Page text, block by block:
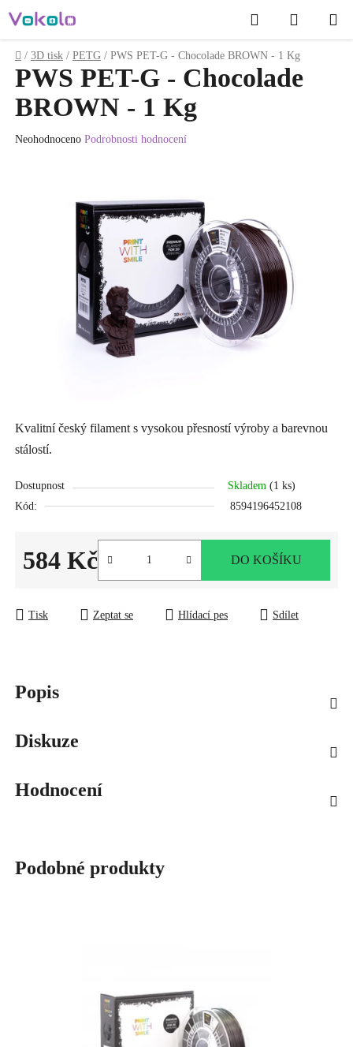
na
obsah
Hledat
KOŠÍK
Domů
/ 3D tisk / PETG / PWS PET-G - Chocolade BROWN - 1 Kg
Kvalitní český filament s vysokou přesností výroby a barevnou
stálostí.
Dostupnost Skladem (1 ks)
Kód:
8594196452108
584 Kč DO KOŠÍKU
Tisk Zeptat se Hlídací pes Sdílet
PWS PET-G - Chocolade
BROWN - 1 Kg
Průměrné
Neohodnoceno Podrobnosti hodnocení
Popis
Diskuze
Hodnocení
Podobné produkty